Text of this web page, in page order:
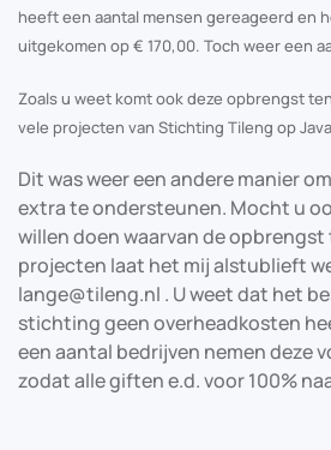
heeft een aantal mensen gereageerd en
uitgekomen op € 170,00. Toch weer een
Zoals u weet komt ook deze opbrengst
vele projecten van Stichting Tileng op
Dit was weer een andere manier
extra te ondersteunen. Mocht u
willen doen waarvan de
projecten laat het mij alstublieft
lange@tileng.nl . U weet dat het
stichting geen overheadkosten
een aantal bedrijven nemen deze
zodat alle giften e.d. voor 100%